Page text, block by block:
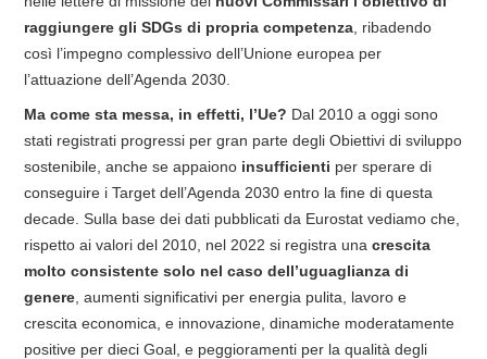
raggiungere gli SDGs di propria competenza , ribadendo
così l’impegno complessivo dell’Unione europea per
l’attuazione dell’Agenda 2030.
Ma come sta messa, in effetti, l’Ue? Dal 2010 a oggi sono
stati registrati progressi per gran parte degli Obiettivi di sviluppo
sostenibile, anche se appaiono insufficienti per sperare di
conseguire i Target dell’Agenda 2030 entro la fine di questa
decade. Sulla base dei dati pubblicati da Eurostat vediamo che,
rispetto ai valori del 2010, nel 2022 si registra una crescita
molto consistente solo nel caso dell’uguaglianza di
genere , aumenti significativi per energia pulita, lavoro e
crescita economica, e innovazione, dinamiche moderatamente
positive per dieci Goal, e peggioramenti per la qualità degli